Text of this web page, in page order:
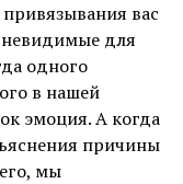
вас
невидимые для
одного
в нашей
эмоция. А когда
причины
мы